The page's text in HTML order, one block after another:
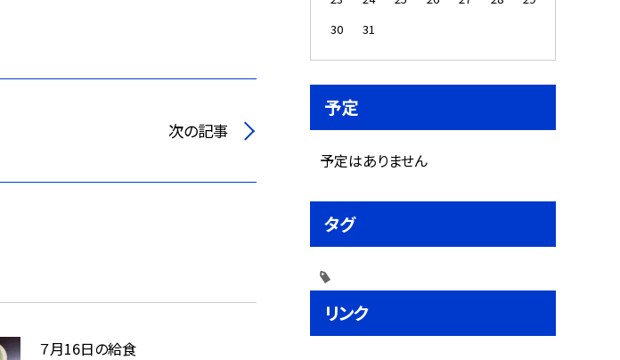
次の記事
７月16日の給食
30
31
予定
予定はありません
タグ
リンク